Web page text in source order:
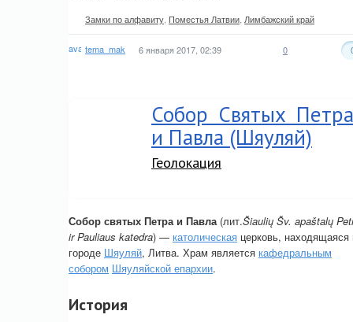
Замки по алфавиту Поместья Латвии Лимбажский край
tema_mak 6 января 2017, 02:39 0
Собор Святых Петра
и Павла (Шяуляй)
Геолокация
Собор святых Петра и Павла(лит.Šiaulių Šv. apaštalų
ir Pauliaus katedra) — католическая церковь, находящаяся
городе Шяуляй, Литва. Храм является кафедральным
собором Шяуляйской епархии.
История